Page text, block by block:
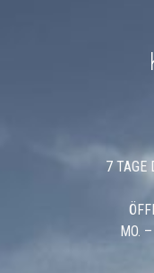
7 TAGE
MO.